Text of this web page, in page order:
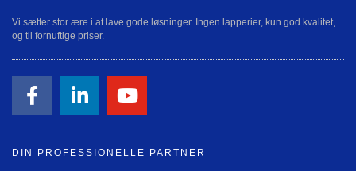
Vi sætter stor ære i at lave gode løsninger. Ingen lapperier, kun god kvalitet,
og til fornuftige priser.
DIN PROFESSIONELLE PARTNER